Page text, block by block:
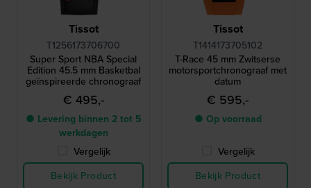
Tissot
T1256173706700
Super Sport NBA Special
Edition 45.5 mm Basketbal
geïnspireerde chronograaf
€ 495,-
● Levering binnen 2 tot 5
werkdagen
Vergelijk
Bekijk Product
Tissot
T1414173705102
T-Race 45 mm Zwitserse
motorsportchronograaf met
datum
€ 595,-
● Op voorraad
Vergelijk
Bekijk Product